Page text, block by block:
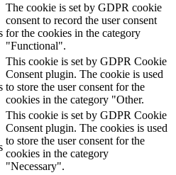
The cookie is set by GDPR cookie
consent to record the user consent
for the cookies in the category
"Functional".
This cookie is set by GDPR Cookie
Consent plugin. The cookie is used
to store the user consent for the
cookies in the category "Other.
This cookie is set by GDPR Cookie
Consent plugin. The cookies is used
to store the user consent for the
cookies in the category
"Necessary".